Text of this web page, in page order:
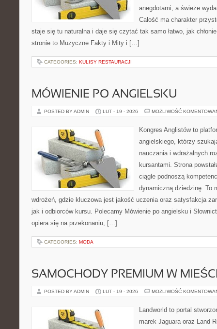
anegdotami, a świeże
Całość ma charakter
staje się tu naturalna i daje się czytać tak samo łatwo, jak
stronie to Muzyczne Fakty i Mity i […]
CATEGORIES: KULISY RESTAURACJI
MÓWIENIE PO ANGIELSKU
POSTED BY ADMIN LUT - 19 - 2026 MOŻLIWOŚĆ
Kongres Anglistów to
angielskiego, którzy
nauczania i wdrażalnych
kursantami. Strona
ciągle podnoszą
dynamiczną dziedzinę. To
wdrożeń, gdzie kluczowa jest jakość uczenia oraz satysfakcja
jak i odbiorców kursu. Polecamy Mówienie po angielsku i
opiera się na przekonaniu, […]
CATEGORIES: MODA
SAMOCHODY PREMIUM W
POSTED BY ADMIN LUT - 19 - 2026 MOŻLIWOŚĆ
Landworld to portal
marek Jaguara oraz Land